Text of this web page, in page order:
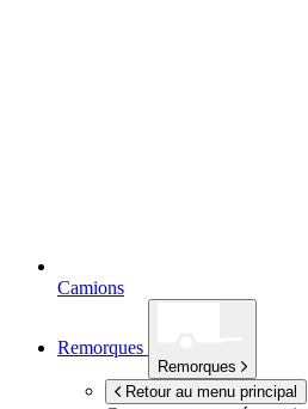
Camions
Remorques
Remorques
Retour au menu principal